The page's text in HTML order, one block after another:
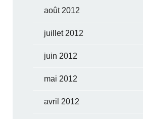
août 2012
juillet 2012
juin 2012
mai 2012
avril 2012